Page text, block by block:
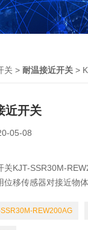
关 > 耐温接近开关 >
近开关
05-08
关KJT-SSR30M-
位移传感器对接近物
SSR30M-REW200AG